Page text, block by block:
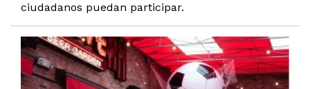
ciudadanos puedan participar.